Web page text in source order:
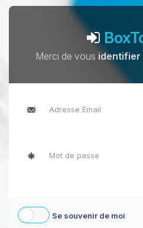
Merci de vous identifier
Se souvenir de moi